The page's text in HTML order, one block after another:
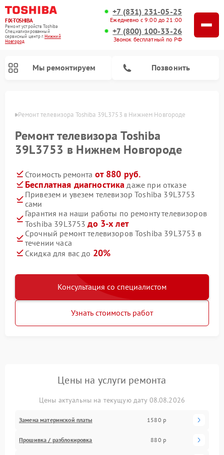
FIX-TOSHIBA
Ремонт устройств Toshiba
Специализированный
cервисный центр г.Нижний
Новгород
+7 (831) 231-05-25
Ежедневно с 9:00 до 21:00
+7 (800) 100-33-26
Звонок бесплатный по РФ
Мы ремонтируем Позвонить
Ремонт телевизора Toshiba 39L3753 в Нижнем Новгороде
Ремонт телевизора Toshiba
39L3753 в Нижнем Новгороде
Стоимость ремонта от 880 руб.
Бесплатная диагностика даже при отказе
Привезем и увезем телевизор Toshiba 39L3753
сами
Гарантия на наши работы по ремонту телевизоров
Toshiba 39L3753до 3-х лет
Срочный ремонт телевизоров Toshiba 39L3753 в
течении часа
Скидка для вас до 20%
Консультация со специалистом
Узнать стоимость работ
Цены на услуги ремонта
Цены актуальны на текущую дату 08.08.2026
Замена материнской платы 1580 р
Прошивка / разблокировка 880 р